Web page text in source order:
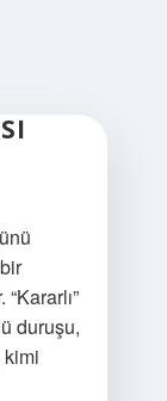
duruşu,